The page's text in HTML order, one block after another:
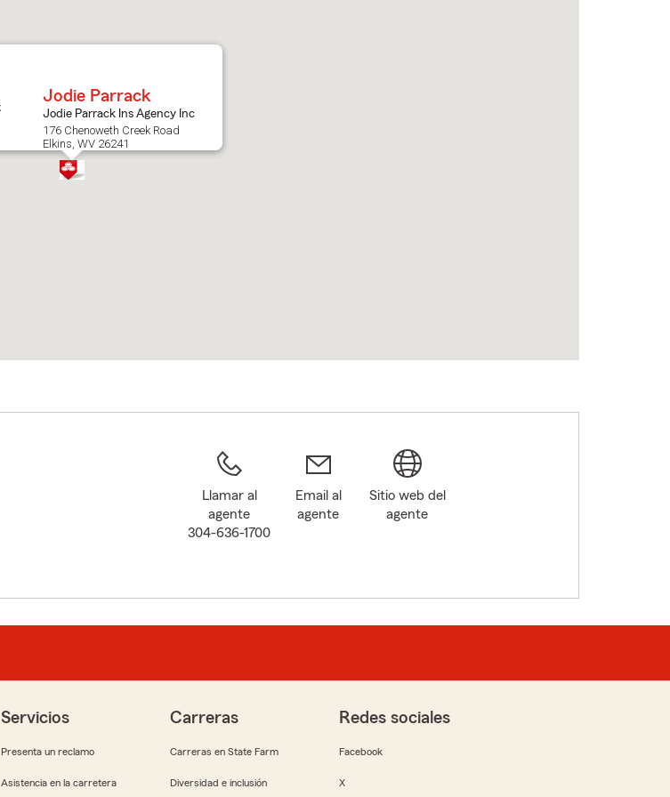
Jodie Parrack
Jodie Parrack Ins Agency Inc
176 Chenoweth Creek Road
Elkins, WV 26241
Llamar al
agente
304-636-1700
Email al
agente
Sitio web del
agente
Servicios
Presenta un reclamo
Asistencia en la carretera
Carreras
Carreras en State Farm
Diversidad e inclusión
Redes sociales
Facebook
X